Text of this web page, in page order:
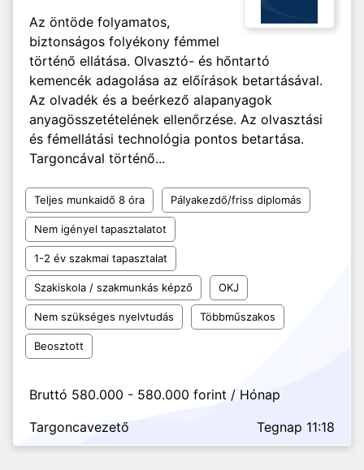
Az öntöde folyamatos,
biztonságos folyékony fémmel
történő ellátása. Olvasztó- és hőntartó
kemencék adagolása az előírások betartásával.
Az olvadék és a beérkező alapanyagok
anyagösszetételének ellenőrzése. Az olvasztási
és fémellátási technológia pontos betartása.
Targoncával történő...
Teljes munkaidő 8 óra Pályakezdő/friss diplomás
Nem igényel tapasztalatot
1-2 év szakmai tapasztalat
Szakiskola / szakmunkás képző OKJ
Nem szükséges nyelvtudás Többműszakos
Beosztott
Bruttó 580.000 - 580.000 forint / Hónap
Targoncavezető
Tegnap 11:18